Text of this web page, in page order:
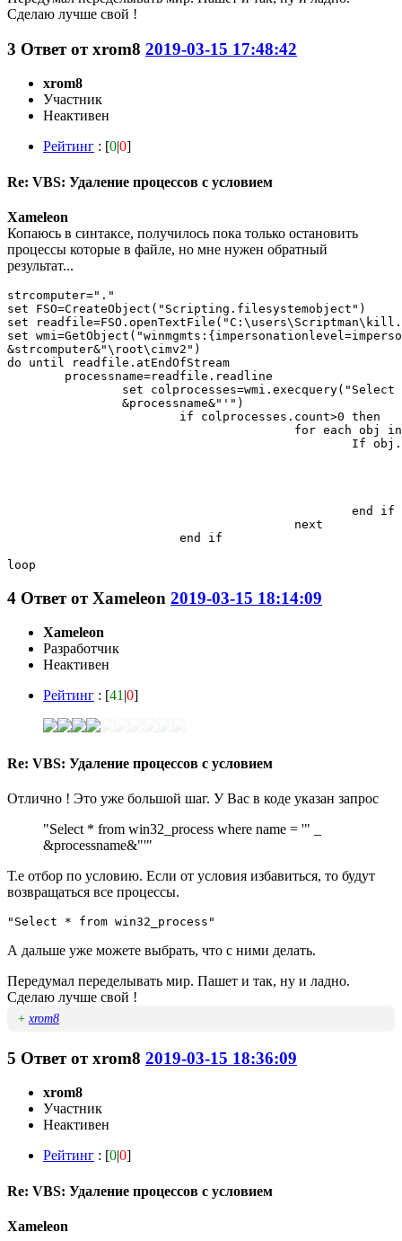
Сделаю лучше свой !
3 Ответ отxrom8 2019-03-15 17:48:42
xrom8
Участник
Неактивен
Рейтинг : [0|0]
Re: VBS: Удаление процессов с условием
Xameleon
Копаюсь в синтаксе, получилось пока только остановить
процессы которые в файле, но мне нужен обратный
результат...
strcomputer="."
set FSO=CreateObject("Scripting.filesystemobject")
set
set
&strcomputer&"\root\cimv2")
do until readfile.atEndOfStream
loop
4 Ответ отXameleon 2019-03-15 18:14:09
Xameleon
Разработчик
Неактивен
Рейтинг : [41 |0]
Re: VBS: Удаление процессов с условием
Отлично ! Это уже большой шаг. У Вас в коде указан запрос
"Select * from win32_process where name = '" _
&processname&"'"
Т.е отбор по условию. Если от условия избавиться, то будут
возвращаться все процессы.
"Select * from win32_process"
А дальше уже можете выбрать, что с ними делать.
Передумал переделывать мир. Пашет и так, ну и ладно.
Сделаю лучше свой !
+ xrom8
5 Ответ отxrom8 2019-03-15 18:36:09
xrom8
Участник
Неактивен
Рейтинг : [0|0]
Re: VBS: Удаление процессов с условием
Xameleon